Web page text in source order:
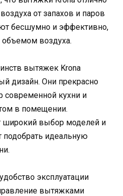
от запахов и паров
бесшумно и эффективно,
воздуха.
вытяжек Krona
дизайн. Они прекрасно
современной кухни и
в помещении.
широкий выбор моделей и
подобрать идеальную
эксплуатации
вытяжками